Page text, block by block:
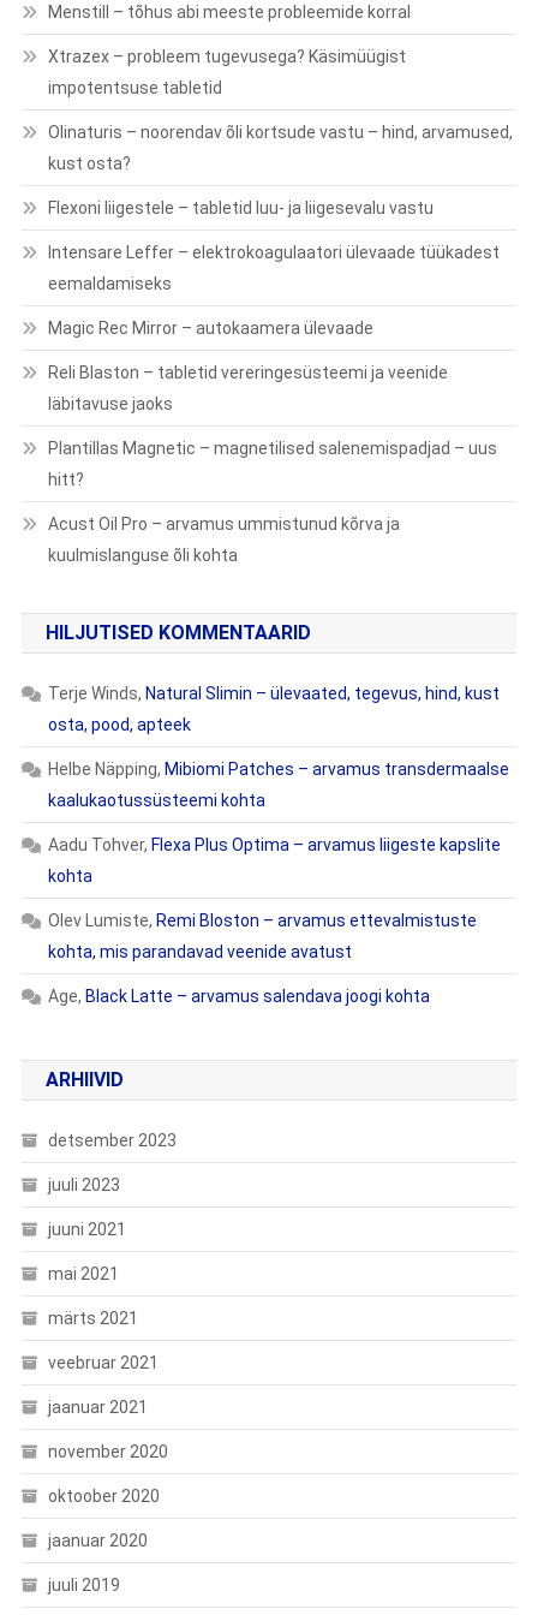
Menstill – tõhus abi meeste probleemide korral
Xtrazex – probleem tugevusega? Käsimüügist
impotentsuse tabletid
Olinaturis – noorendav õli kortsude vastu – hind, arvamused,
kust osta?
Flexoni liigestele – tabletid luu- ja liigesevalu vastu
Intensare Leffer – elektrokoagulaatori ülevaade tüükadest
eemaldamiseks
Magic Rec Mirror – autokaamera ülevaade
Reli Blaston – tabletid vereringesüsteemi ja veenide
läbitavuse jaoks
Plantillas Magnetic – magnetilised salenemispadjad – uus
hitt?
Acust Oil Pro – arvamus ummistunud kõrva ja
kuulmislanguse õli kohta
HILJUTISED KOMMENTAARID
Terje Winds, Natural Slimin – ülevaated, tegevus, hind, kust
osta, pood, apteek
Helbe Näpping, Mibiomi Patches – arvamus transdermaalse
kaalukaotussüsteemi kohta
Aadu Tohver, Flexa Plus Optima – arvamus liigeste kapslite
kohta
Olev Lumiste, Remi Bloston – arvamus ettevalmistuste
kohta, mis parandavad veenide avatust
Age, Black Latte – arvamus salendava joogi kohta
ARHIIVID
detsember 2023
juuli 2023
juuni 2021
mai 2021
märts 2021
veebruar 2021
jaanuar 2021
november 2020
oktoober 2020
jaanuar 2020
juuli 2019